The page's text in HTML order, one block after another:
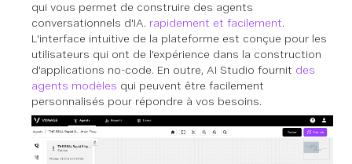
qui vous permet de construire des agents
conversationnels d'IA. rapidement et facilement.
L'interface intuitive de la plateforme est conçue pour les
utilisateurs qui ont de l'expérience dans la construction
d'applications no-code. En outre, AI Studio fournit des
agents modèles qui peuvent être facilement
personnalisés pour répondre à vos besoins.